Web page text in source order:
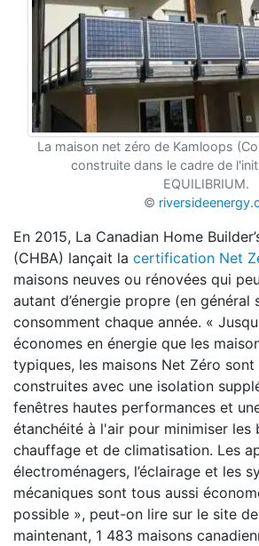
La maison net zéro de Kamloops
construite dans le cadre de
EQUILIBRIUM.
©
En 2015, La Canadian Home
(CHBA) lançait la certification Net
maisons neuves ou rénovées qui
autant d’énergie propre (en général
consomment chaque année. «
économes en énergie que les
typiques, les maisons Net Zéro
construites avec une isolation
fenêtres hautes performances et
étanchéité à l'air pour minimiser les
chauffage et de climatisation. Les
électroménagers, l’éclairage et les
mécaniques sont tous aussi
possible », peut-on lire sur le site de
maintenant, 1 483 maisons